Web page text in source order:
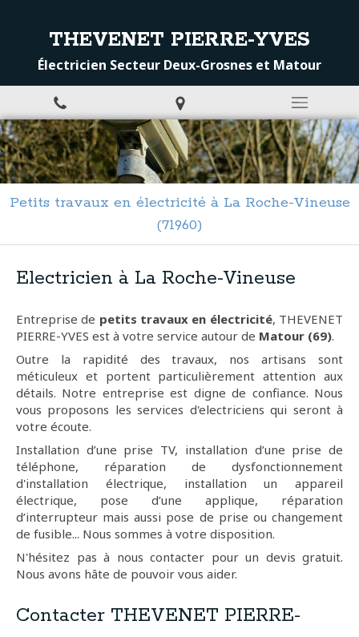
THEVENET PIERRE-YVES
Électricien Secteur Deux-Grosnes et Matour
Petits travaux en électricité à La Roche-Vineuse
(71960)
Electricien à La Roche-Vineuse
Entreprise de petits travaux en électricité, THEVENET
PIERRE-YVES est à votre service autour de Matour (69).
Outre la rapidité des travaux, nos artisans sont
méticuleux et portent particulièrement attention aux
détails. Notre entreprise est digne de confiance. Nous
vous proposons les services d'electriciens qui seront à
votre écoute.
Installation d’une prise TV, installation d’une prise de
téléphone, réparation de dysfonctionnement
d'installation électrique, installation un appareil
électrique, pose d’une applique, réparation
d’interrupteur mais aussi pose de prise ou changement
de fusible... Nous sommes à votre disposition.
N'hésitez pas à nous contacter pour un devis gratuit.
Nous avons hâte de pouvoir vous aider.
Contacter THEVENET PIERRE-